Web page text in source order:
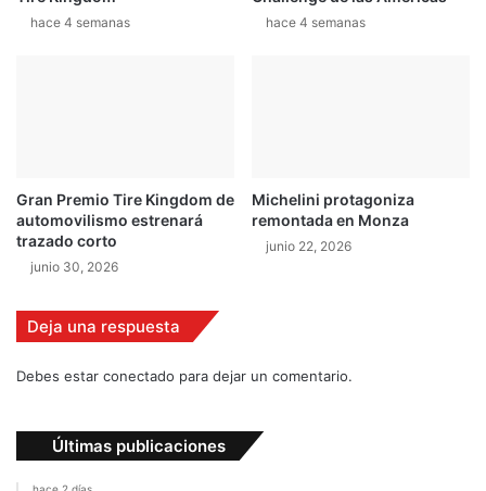
a
g
a
i
n
hace 4 semanas hace 4 semanas
Gran Premio Tire Kingdom de
automovilismo estrenará
trazado corto
junio 30, 2026
Michelini protagoniza
remontada en Monza
junio 22, 2026
Deja una respuesta
Debes estar conectado para dejar un comentario.
Últimas publicaciones